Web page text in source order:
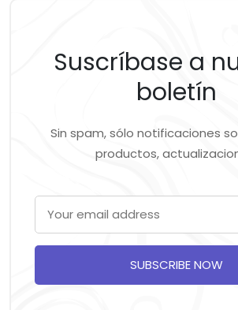
Suscríbase a
boletín
Sin spam, sólo notificaciones
productos,
SUBSCRIBE NOW